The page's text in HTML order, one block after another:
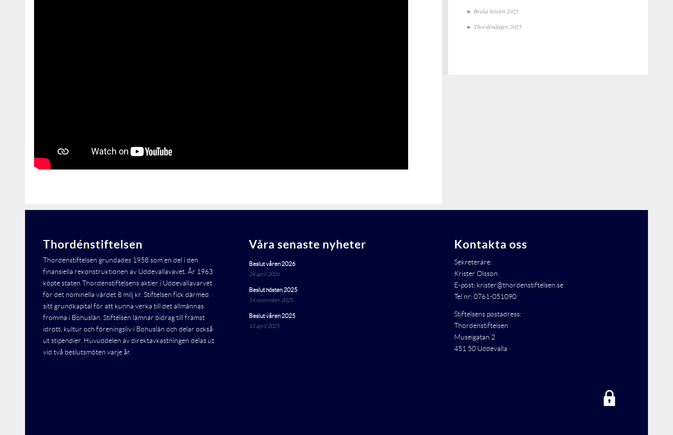
Beslut hösten 2025
Thordéndagen 2025
Thordénstiftelsen
Thordénstiftelsen grundades 1958 som en del i den
finansiella rekonstruktionen av Uddevallavavet. År 1963
köpte staten Thordénstiftelsens aktier i Uddevallavarvet
för det nominella värdet 8 milj kr. Stiftelsen fick därmed
sitt grundkapital för att kunna verka till det allmännas
fromma i Bohuslän. Stiftelsen lämnar bidrag till främst
idrott, kultur och föreningsliv i Bohuslän och delar också
ut stipendier. Huvuddelen av direktavkastningen delas ut
vid två beslutsmöten varje år.
Våra senaste nyheter
Beslut våren 2026
24 april 2026
Beslut hösten 2025
14 november 2025
Beslut våren 2025
11 april 2025
Kontakta oss
Sekreterare:
Krister Olsson
E-post: krister@thordenstiftelsen.se
Tel nr: 0761-051090
Stiftelsens postadress:
Thordénstiftelsen
Museigatan 2
451 50 Uddevalla